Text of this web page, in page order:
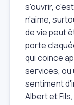
s'ouvrir,
n'aime,
de vie peut
porte
qui coince
services, ou
sentiment
Albert et